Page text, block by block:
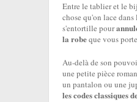
Entre le tablier et le
chose qu'on lace
s'entortille pour
la robeque vous
Au-delà de son
une petite pièce
un pantalon ou une
les codes classiques